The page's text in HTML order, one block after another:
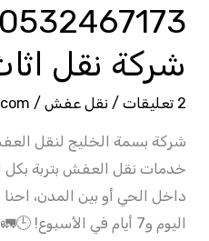
شركة نقل
2 تعليقات / نقل عفش /
شركة بسمة الخليج لنقل
خدمات نقل العفش بتربة بكل
اليوم و7 أيام في
اثاث